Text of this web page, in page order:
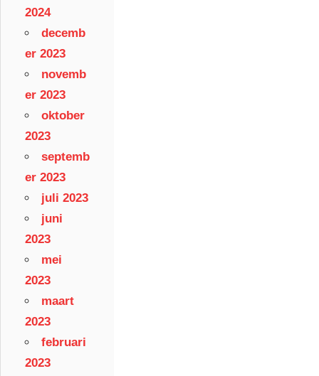
2024
decemb
er 2023
novemb
er 2023
oktober
2023
septemb
er 2023
juli 2023
juni
2023
mei
2023
maart
2023
februari
2023